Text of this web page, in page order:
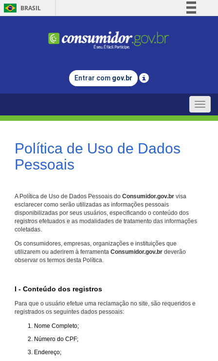
BRASIL
Comunica BR
Legislação
Entrar com gov.br
Toggle
Política de Uso de Dados
Pessoais
A Política de Uso de Dados Pessoais do Consumidor.gov.br visa
esclarecer como serão utilizadas as informações pessoais
disponibilizadas por seus usuários, especificando o conteúdo dos
registros efetuados e as modalidades de tratamento das informações
coletadas.
Os consumidores, empresas, organizações e instituições que
utilizarem ou aderirem à ferramenta Consumidor.gov.br deverão
observar os termos desta Política.
I - Conteúdo dos registros
Para que o usuário efetue uma reclamação no site, são requeridos e
registrados os seguintes dados pessoais:
Nome Completo;
Número do CPF;
Endereço;